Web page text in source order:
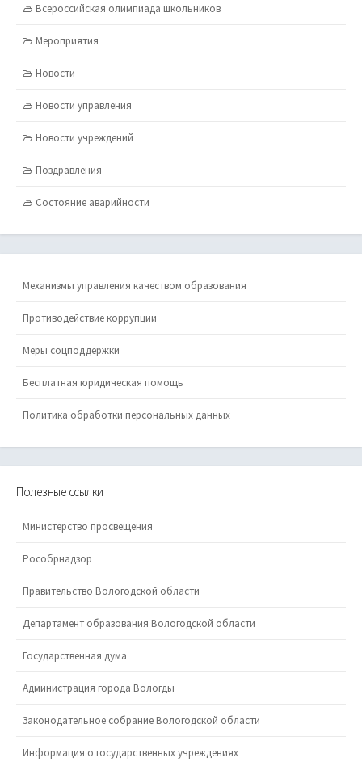
Всероссийская олимпиада школьников
Мероприятия
Новости
Новости управления
Новости учреждений
Поздравления
Состояние аварийности
Механизмы управления качеством образования
Противодействие коррупции
Меры соцподдержки
Бесплатная юридическая помощь
Политика обработки персональных данных
Полезные ссылки
Министерство просвещения
Рособрнадзор
Правительство Вологодской области
Департамент образования Вологодской области
Государственная дума
Администрация города Вологды
Законодательное собрание Вологодской области
Информация о государственных учреждениях